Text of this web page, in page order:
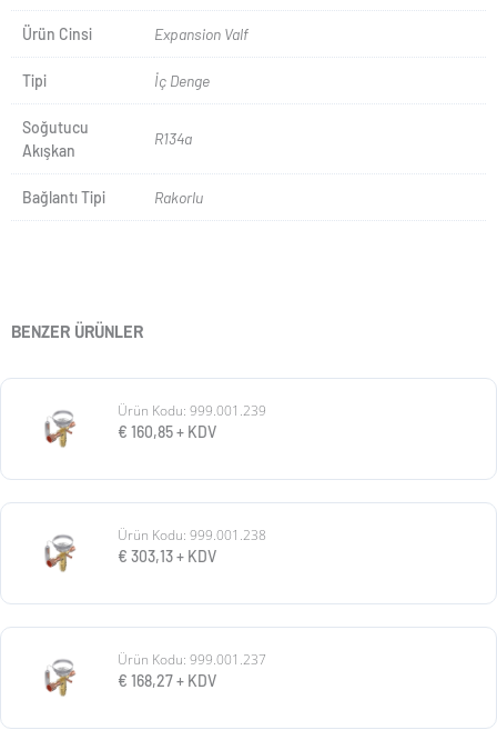
Ürün Cinsi Expansion Valf
Tipi İç Denge
Soğutucu
Akışkan
R134a
Bağlantı Tipi Rakorlu
BENZER ÜRÜNLER
Ürün Kodu: 999.001.239
€ 160,85+ KDV
Ürün Kodu: 999.001.238
€ 303,13+ KDV
Ürün Kodu: 999.001.237
€ 168,27+ KDV